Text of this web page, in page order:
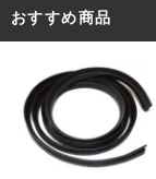
おすすめ商品